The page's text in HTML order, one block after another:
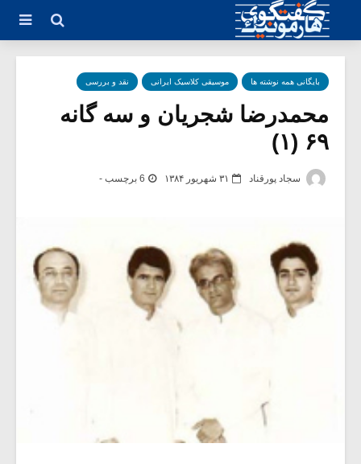
بایگانی همه نوشته ها موسیقی کلاسیک ایرانی نقد و بررسی
محمدرضا شجریان و سه گانه
۶۹ (۱)
سجاد پورقناد ۳۱ شهریور ۱۳۸۴ 6 برچسب -